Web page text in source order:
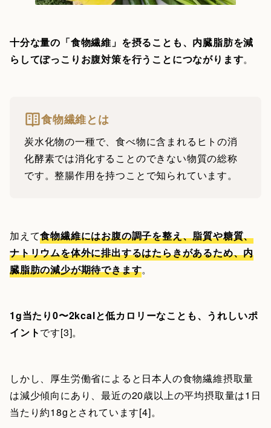
十分な量の「食物繊維」を摂ることも、内臓脂肪を減
らしてぽっこりお腹対策を行うことにつながります。
食物繊維とは
炭水化物の一種で、食べ物に含まれるヒトの消
化酵素では消化することのできない物質の総称
です。整腸作用を持つことで知られています。
加えて食物繊維にはお腹の調子を整え、脂質や糖質、
ナトリウムを体外に排出するはたらきがあるため、内
臓脂肪の減少が期待できます。
1g当たり0〜2kcalと低カロリーなことも、うれしいポ
イントです[3]。
しかし、厚生労働省によると日本人の食物繊維摂取量
は減少傾向にあり、最近の20歳以上の平均摂取量は1日
当たり約18gとされています[4]。